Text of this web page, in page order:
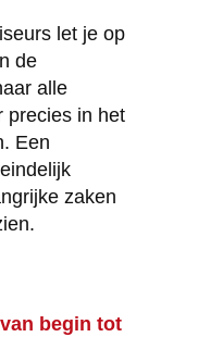
let je op
de
alle
precies in het
Een
zaken
begin tot